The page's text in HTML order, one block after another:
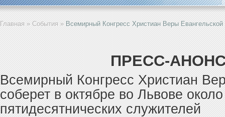
Главная » События » Всемирный Конгресс Христиан Веры Евангельской
ПРЕСС-
Всемирный Конгресс Христиан
соберет в октябре во Львове
пятидесятнических служителей